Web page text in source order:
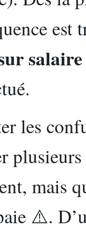
est
salaire
les
mais
⚠️.